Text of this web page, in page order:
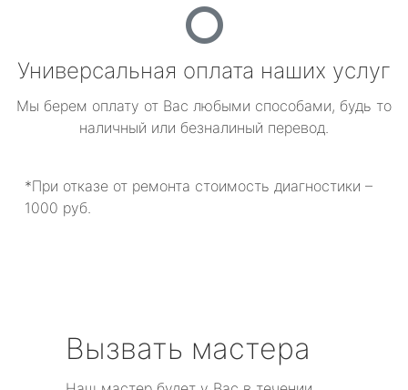
Универсальная оплата наших услуг
Мы берем оплату от Вас любыми способами, будь то
наличный или безналиный перевод.
*При отказе от ремонта стоимость диагностики –
1000 руб.
Вызвать мастера